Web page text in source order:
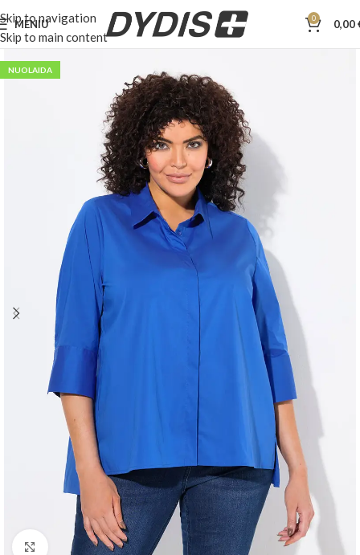
Skip to navigation
Skip to main content
MENIU 0 0,00
NUOLAIDA
Padidinti